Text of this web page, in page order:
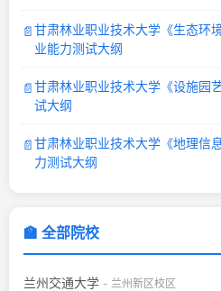
📄甘肃林业职业技术大学《生态环
业能力测试大纲
📄甘肃林业职业技术大学《设施园
试大纲
📄甘肃林业职业技术大学《地理信
力测试大纲
🏫 全部院校
兰州交通大学 - 兰州新区校区